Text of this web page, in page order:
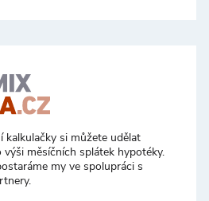
kalkulačky si můžete udělat
měsíčních splátek hypotéky.
my ve spolupráci s